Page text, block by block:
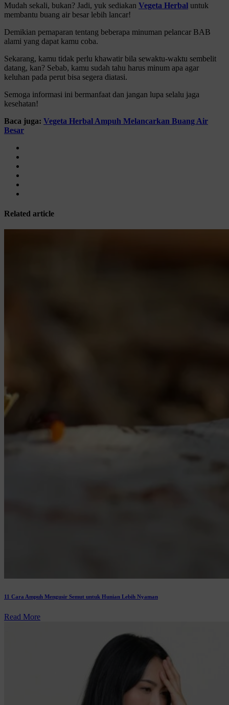
Mudah sekali, bukan? Jadi, yuk sediakan Vegeta Herbal untuk
membantu buang air besar lebih lancar!
Demikian pemaparan tentang beberapa minuman pelancar BAB
alami yang dapat kamu coba.
Sekarang, kamu tidak perlu khawatir bila sewaktu-waktu sembelit
datang, kan? Sebab, kamu sudah tahu harus minum apa agar
keluhan pada perut bisa segera diatasi.
Semoga informasi ini bermanfaat dan jangan lupa selalu jaga
kesehatan!
Baca juga: Vegeta Herbal Ampuh Melancarkan Buang Air
Besar
Related article
11 Cara Ampuh Mengusir Semut untuk Hunian Lebih Nyaman
Read More